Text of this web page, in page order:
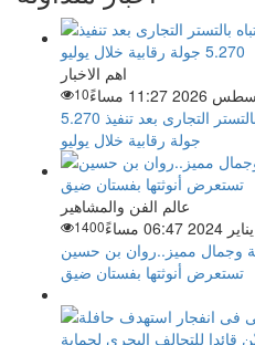
اهم الاخبار
10
السعودية تضبط 130 حالة اشتباه بالتستر التجارى بعد تنفيذ 5.270
جولة رقابية خلال يوليو
عالم الفن والمشاهير
1400
وجمال مميز..روان بن حسين
تستعرض أنوثتها بفستان ضيق